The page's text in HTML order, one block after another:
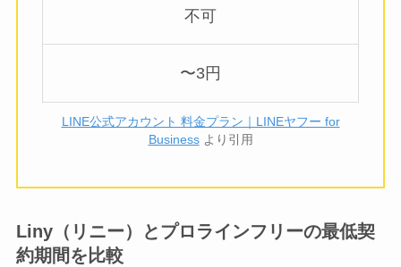
不可
〜3円
LINE公式アカウント 料金プラン｜LINEヤフー for
Businessより引用
Liny（リニー）とプロラインフリーの最低契
約期間を比較